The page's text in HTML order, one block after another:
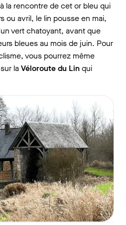
la rencontre de cet or bleu qui
ou avril, le lin pousse en mai,
vert chatoyant, avant que
bleues au mois de juin. Pour
vous pourrez même
laVéloroute du Linqui